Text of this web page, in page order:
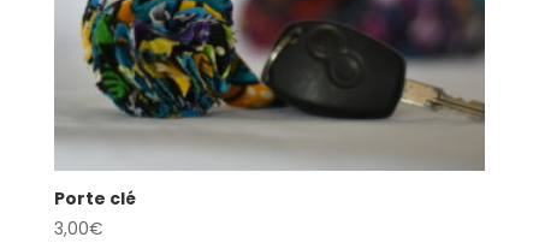
Porte clé
3,00€